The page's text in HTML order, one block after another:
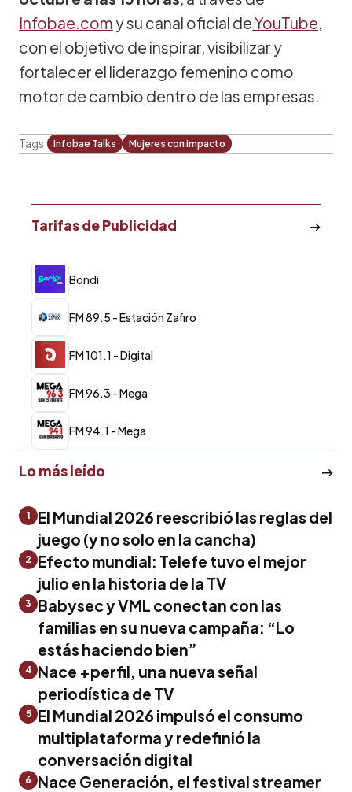
Infobae.com y su canal oficial deYouTube,
con el objetivo de inspirar, visibilizar y
fortalecer el liderazgo femenino como
motor de cambio dentro de las empresas.
Tags: Infobae Talks Mujeres con impacto
Tarifas de Publicidad
Bondi
FM 89.5 - Estación Zafiro
FM 101.1 - Digital
FM 96.3 - Mega
FM 94.1 - Mega
Lo más leído
1
El Mundial 2026 reescribió las reglas del
juego (y no solo en la cancha)
2
Efecto mundial: Telefe tuvo el mejor
julio en la historia de la TV
3
Babysec y VML conectan con las
familias en su nueva campaña: “Lo
estás haciendo bien”
4 Nace +perfil, una nueva señal
periodística de TV
5
El Mundial 2026 impulsó el consumo
multiplataforma y redefinió la
conversación digital
6
Nace Generación, el festival streamer